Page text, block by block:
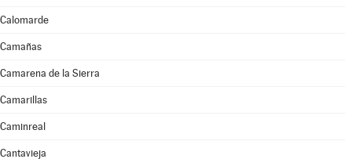
Calomarde
Camañas
Camarena de la Sierra
Camarillas
Caminreal
Cantavieja